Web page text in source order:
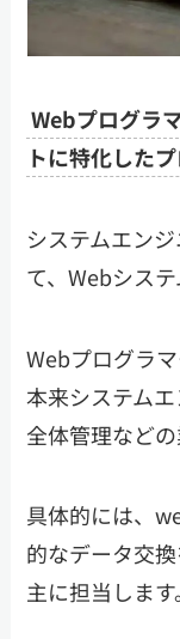
Webプログラ
トに特化した
システムエン
て、Webシステ
Webプログラ
本来システム
全体管理など
具体的には、
的なデータ交
主に担当します